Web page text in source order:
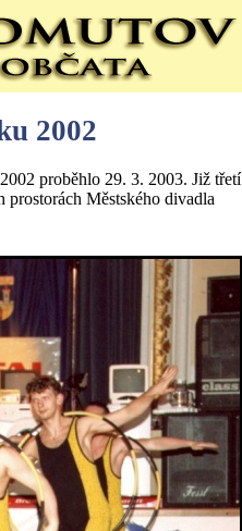
2002
proběhlo 29. 3. 2003. Již třetí
prostorách Městského divadla